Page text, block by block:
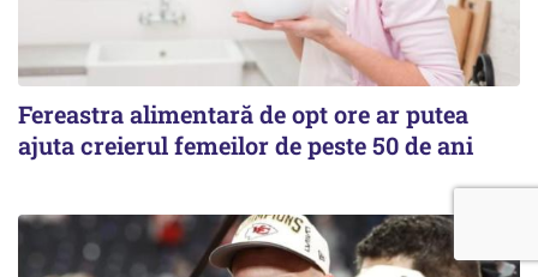
Fereastra alimentară de opt ore ar putea
ajuta creierul femeilor de peste 50 de ani